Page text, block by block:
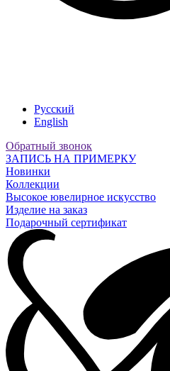
Русский
English
Обратный звонок
ЗАПИСЬ НА ПРИМЕРКУ
Новинки
Коллекции
Высокое ювелирное искусство
Изделие на заказ
Подарочный сертификат